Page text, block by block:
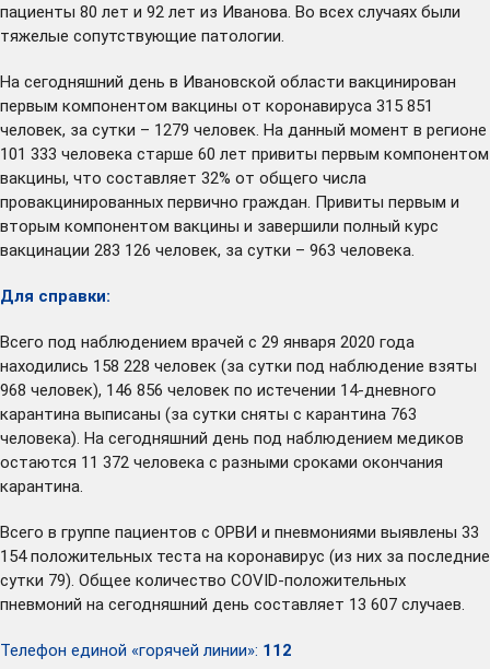
пациенты 80 лет и 92 лет из Иванова. Во всех случаях были
тяжелые сопутствующие патологии.
На сегодняшний день в Ивановской области вакцинирован
первым компонентом вакцины от коронавируса 315 851
человек, за сутки – 1279 человек. На данный момент в регионе
101 333 человека старше 60 лет привиты первым компонентом
вакцины, что составляет 32% от общего числа
провакцинированных первично граждан. Привиты первым и
вторым компонентом вакцины и завершили полный курс
вакцинации 283 126 человек, за сутки – 963 человека.
Для справки:
Всего под наблюдением врачей с 29 января 2020 года
находились 158 228 человек (за сутки под наблюдение взяты
968 человек), 146 856 человек по истечении 14-дневного
карантина выписаны (за сутки сняты с карантина 763
человека). На сегодняшний день под наблюдением медиков
остаются 11 372 человека с разными сроками окончания
карантина.
Всего в группе пациентов с ОРВИ и пневмониями выявлены 33
154 положительных теста на коронавирус (из них за последние
сутки 79). Общее количество COVID-положительных
пневмоний на сегодняшний день составляет 13 607 случаев.
Телефон единой «горячей линии»: 112